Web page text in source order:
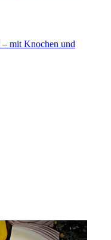
– mit Knochen und